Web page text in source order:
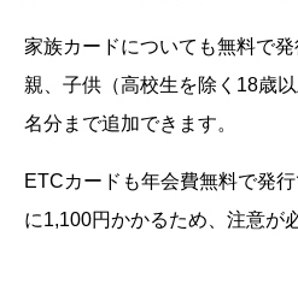
家族カードについても無料で発
親、子供（高校生を除く18歳
名分まで追加できます。
ETCカードも年会費無料で発
に1,100円かかるため、注意が